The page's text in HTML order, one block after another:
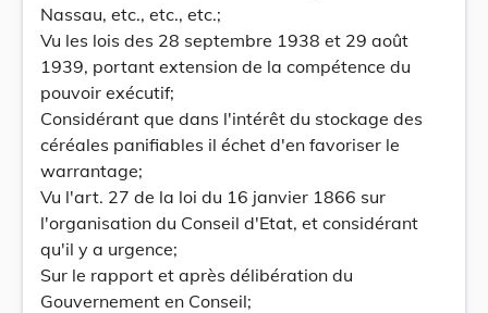
Nassau, etc., etc., etc.;
Vu les lois des 28 septembre 1938 et 29 août
1939, portant extension de la compétence du
pouvoir exécutif;
Considérant que dans l'intérêt du stockage des
céréales panifiables il échet d'en favoriser le
warrantage;
Vu l'art. 27 de la loi du 16 janvier 1866 sur
l'organisation du Conseil d'Etat, et considérant
qu'il y a urgence;
Sur le rapport et après délibération du
Gouvernement en Conseil;